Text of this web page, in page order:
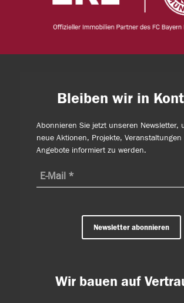
Bleiben wir in
Abonnieren Sie jetzt unseren Newsletter,
neue Aktionen, Projekte,
Angebote informiert zu werden.
Newsletter abonnieren
Wir bauen auf